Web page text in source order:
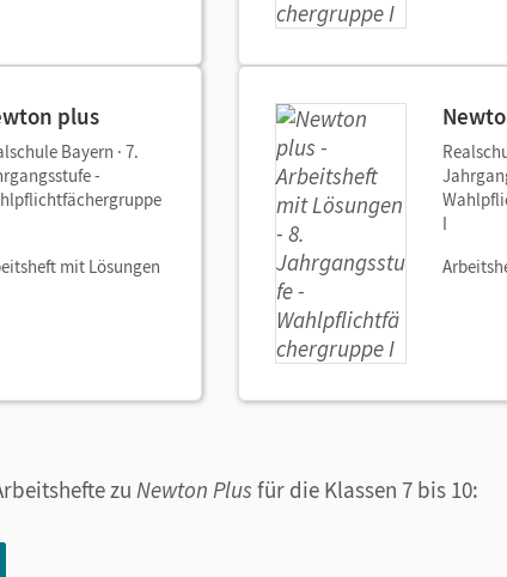
plus
Bayern · 7.
-
mit Lösungen
I
zu Newton Plus für die Klassen 7 bis 10: